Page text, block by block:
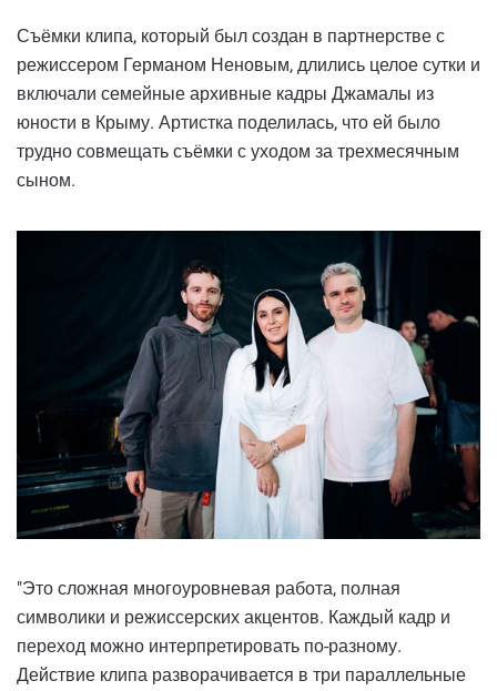
Съёмки клипа, который был создан в партнерстве с
режиссером Германом Неновым, длились целое сутки и
включали семейные архивные кадры Джамалы из
юности в Крыму. Артистка поделилась, что ей было
трудно совмещать съёмки с уходом за трехмесячным
сыном.
"Это сложная многоуровневая работа, полная
символики и режиссерских акцентов. Каждый кадр и
переход можно интерпретировать по-разному.
Действие клипа разворачивается в три параллельные